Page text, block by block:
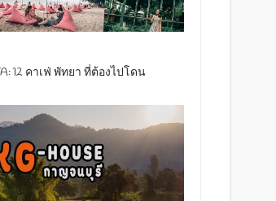
12 คาเฟ่ พัทยา ที่ต้องไปโดน